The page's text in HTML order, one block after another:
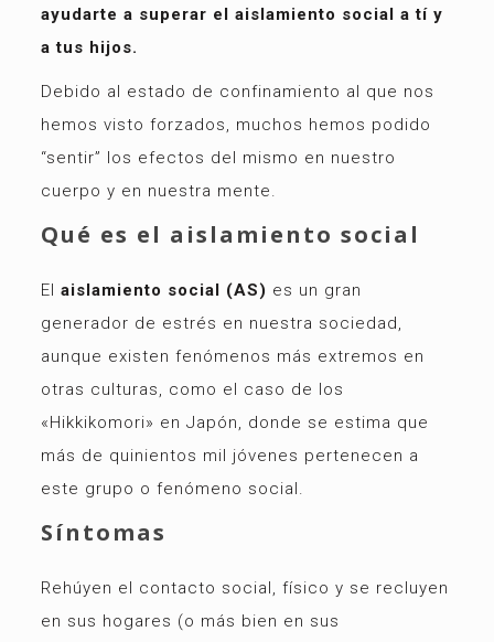
ayudarte a superar el aislamiento social a tí y
a tus hijos.
Debido al estado de confinamiento al que nos
hemos visto forzados, muchos hemos podido
“sentir” los efectos del mismo en nuestro
cuerpo y en nuestra mente.
Qué es el aislamiento social
El aislamiento social (AS) es un gran
generador de estrés en nuestra sociedad,
aunque existen fenómenos más extremos en
otras culturas, como el caso de los
«Hikkikomori» en Japón, donde se estima que
más de quinientos mil jóvenes pertenecen a
este grupo o fenómeno social.
Síntomas
Rehúyen el contacto social, físico y se recluyen
en sus hogares (o más bien en sus